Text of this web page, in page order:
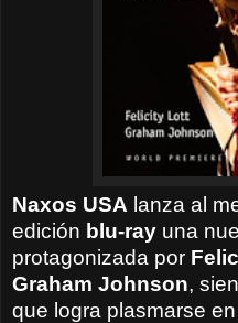
Naxos USA lanza al
edición blu-ray una
protagonizada por
Graham Johnson,
que logra plasmarse